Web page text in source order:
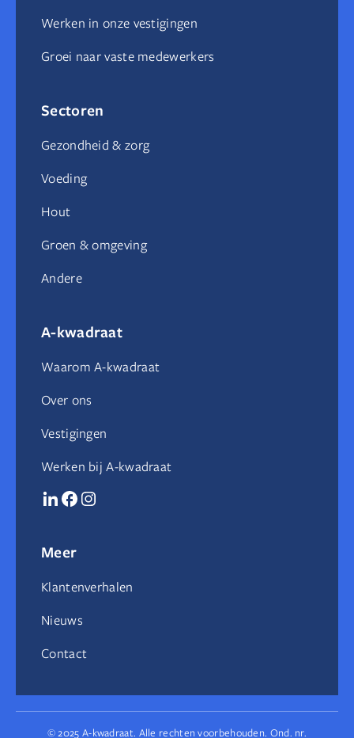
Werken in onze vestigingen
Groei naar vaste medewerkers
Sectoren
Gezondheid & zorg
Voeding
Hout
Groen & omgeving
Andere
A-kwadraat
Waarom A-kwadraat
Over ons
Vestigingen
Werken bij A-kwadraat
Meer
Klantenverhalen
Nieuws
Contact
© 2025 A-kwadraat. Alle rechten voorbehouden. Ond. nr.